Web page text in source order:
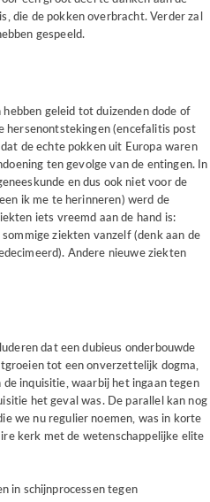
die de pokken overbracht. Verder zal
gespeeld.
geleid tot duizenden dode of
hersenontstekingen (encefalitis post
de echte pokken uit Europa waren
ten gevolge van de entingen. In
en dus ook niet voor de
ik me te herinneren) werd de
iets vreemd aan de hand is:
ziekten vanzelf (denk aan de
Andere nieuwe ziekten
dat een dubieus onderbouwde
tot een onverzettelijk dogma,
inquisitie, waarbij het ingaan tegen
het geval was. De parallel kan nog
we nu regulier noemen, was in korte
kerk met de wetenschappelijke elite
in schijnprocessen tegen